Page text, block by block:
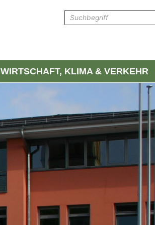
WIRTSCHAFT, KLIMA & VERKEHR